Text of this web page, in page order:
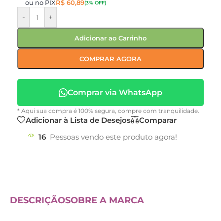
ou no PIXR$ 60,89(3% OFF)
- +
Adicionar ao Carrinho
COMPRAR AGORA
Comprar via WhatsApp
* Aqui sua compra é 100% segura, compre com tranquilidade.
Adicionar à Lista de Desejos
Comparar
16 Pessoas vendo este produto agora!
DESCRIÇÃOSOBRE A MARCA